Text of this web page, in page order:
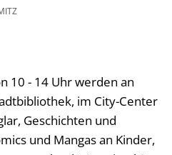
10 - 14 Uhr werden an
im City-Center
Geschichten und
und Mangas an Kinder,